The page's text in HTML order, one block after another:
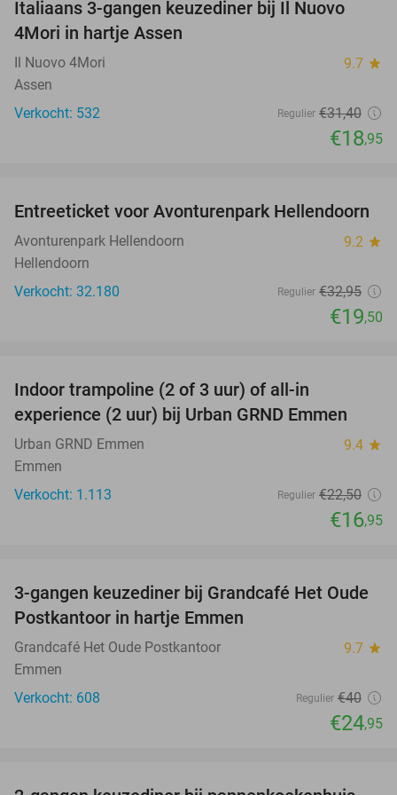
40%
Italiaans 3-gangen keuzediner bij Il Nuovo
4Mori in hartje Assen
Il Nuovo 4Mori 9.7 star
Assen
Verkocht: 532
Regulier €31,40
€18,95
41%
Entreeticket voor Avonturenpark Hellendoorn
Avonturenpark Hellendoorn 9.2 star
Hellendoorn
Verkocht: 32.180
Regulier €32,95
€19,50
Indoor trampoline (2 of 3 uur) of all-in
experience (2 uur) bij Urban GRND Emmen
Urban GRND Emmen 9.4 star
Emmen
Verkocht: 1.113
Regulier €22,50
€16,95
38%
3-gangen keuzediner bij Grandcafé Het Oude
Postkantoor in hartje Emmen
Grandcafé Het Oude Postkantoor 9.7 star
Emmen
Verkocht: 608
Regulier €40
€24,95